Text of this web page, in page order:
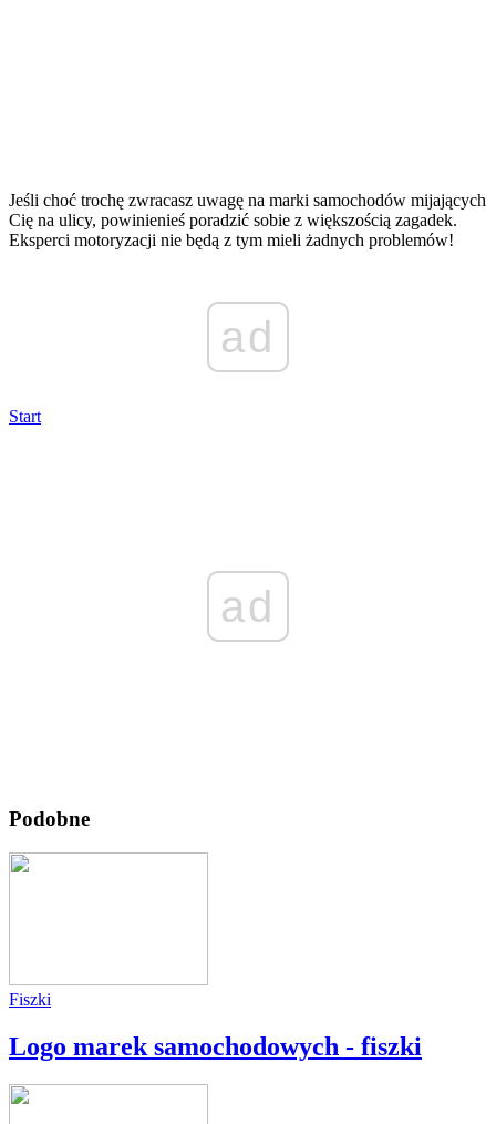
Jeśli choć trochę zwracasz uwagę na marki samochodów mijających
Cię na ulicy, powinienieś poradzić sobie z większością zagadek.
Eksperci motoryzacji nie będą z tym mieli żadnych problemów!
ad
Start
ad
Podobne
Fiszki
Logo marek samochodowych - fiszki